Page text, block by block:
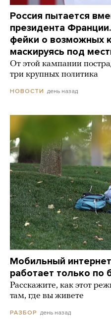
Россия пытается
президента
фейки о возможных
маскируясь под
От этой кампании
три крупных политика
НОВОСТИ день назад
Мобильный
работает только по
Расскажите, как этот
там, где вы живете
РАЗБОР день назад